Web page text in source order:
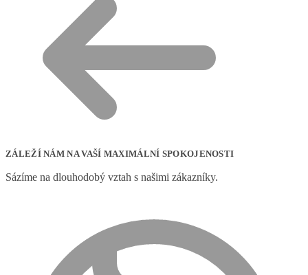
ZÁLEŽÍ NÁM NA VAŠÍ MAXIMÁLNÍ SPOKOJENOSTI
Sázíme na dlouhodobý vztah s našimi zákazníky.